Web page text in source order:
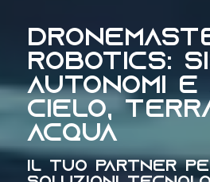
Robotics:
Autonomi e
Cielo,
Acqua
IL TUO PARTNER